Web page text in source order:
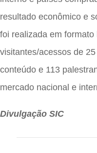
resultado econômico e
foi realizada em
visitantes/acessos de
conteúdo e 113
mercado nacional e
Divulgação SIC